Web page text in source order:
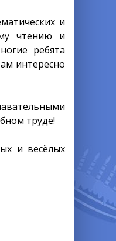
и
чтению и
ребята
интересно
труде!
и весёлых